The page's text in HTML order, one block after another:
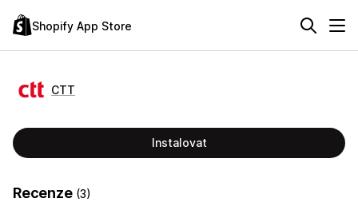
Shopify App Store
CTT
Instalovat
Recenze (3)